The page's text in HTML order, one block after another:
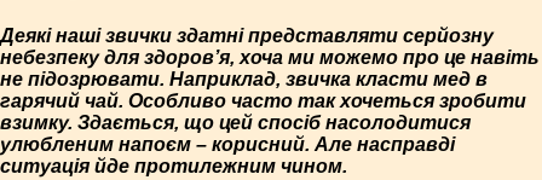
Деякі наші звички здатні представляти серйозну
небезпеку для здоров’я, хоча ми можемо про це навіть
не підозрювати. Наприклад, звичка класти мед в
гарячий чай. Особливо часто так хочеться зробити
взимку. Здається, що цей спосіб насолодитися
улюбленим напоєм – корисний. Але насправді
ситуація йде протилежним чином.